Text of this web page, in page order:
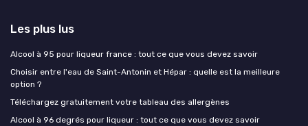
Les plus lus
Alcool à 95 pour liqueur france : tout ce que vous devez savoir
Choisir entre l'eau de Saint-Antonin et Hépar : quelle est la meilleure
option ?
Téléchargez gratuitement votre tableau des allergènes
Alcool à 96 degrés pour liqueur : tout ce que vous devez savoir